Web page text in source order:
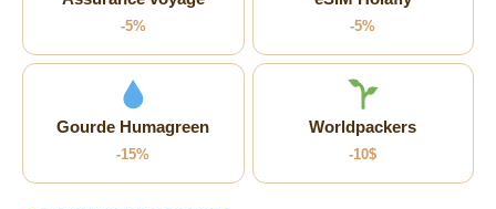
-5% -5%
Gourde Humagreen
-15%
Worldpackers
-10$